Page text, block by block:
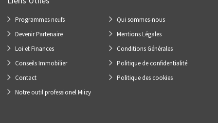
Programmes neufs
Devenir Partenaire
Loi et Finances
Conseils Immobilier
Contact
Notre outil professionel Miizy
Qui sommes-nous
Mentions Légales
Conditions Générales
Politique de confidentialité
Politique des cookies